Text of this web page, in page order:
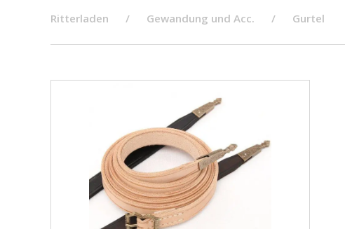
Ritterladen Gewandung und Acc. Gurtel